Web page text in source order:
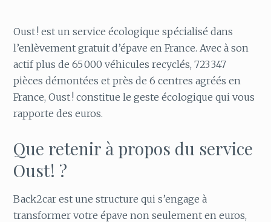
Oust ! est un service écologique spécialisé dans
l’enlèvement gratuit d’épave en France. Avec à son
actif plus de 65 000 véhicules recyclés, 723 347
pièces démontées et près de 6 centres agréés en
France, Oust ! constitue le geste écologique qui vous
rapporte des euros.
Que retenir à propos du service
Oust ! ?
Back2car est une structure qui s’engage à
transformer votre épave non seulement en euros,